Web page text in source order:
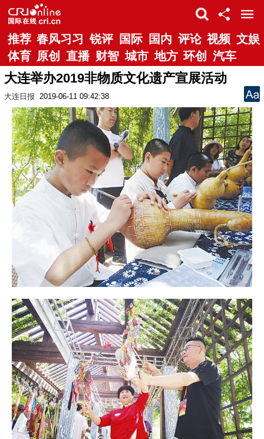
推荐 春风习习 锐评 国际 国内 评论 视频 文娱
体育 原创 直播 财智 城市 地方 环创 汽车
大连举办2019非物质文化遗产宣展活动
大连日报 2019-06-11 09:42:38